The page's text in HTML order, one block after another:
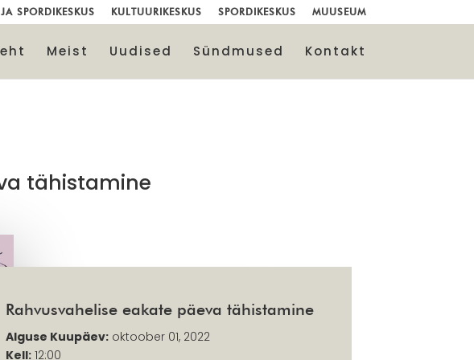
SPORDIKESKUS KULTUURIKESKUS SPORDIKESKUS MUUSEUM
Meist Uudised Sündmused Kontakt
tähistamine
Rahvusvahelise eakate päeva tähistamine
Alguse Kuupäev: oktoober 01, 2022
Kell: 12:00